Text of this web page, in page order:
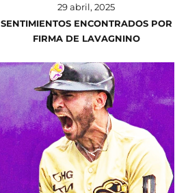
29 abril, 2025
SENTIMIENTOS ENCONTRADOS POR
FIRMA DE LAVAGNINO